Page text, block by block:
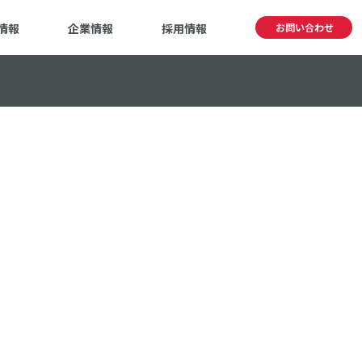
報 企業情報 採用情報 お問い合わせ